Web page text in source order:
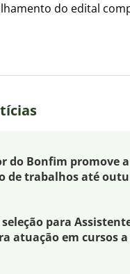
do edital
do Bonfim promove
de trabalhos até
para
atuação em cursos